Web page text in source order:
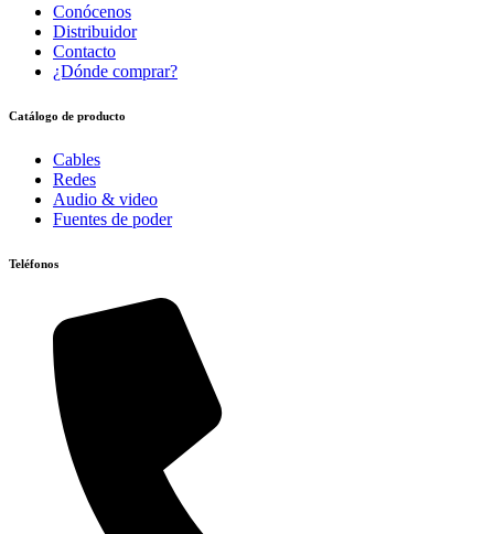
Conócenos
Distribuidor
Contacto
¿Dónde comprar?
Catálogo de producto
Cables
Redes
Audio & video
Fuentes de poder
Teléfonos